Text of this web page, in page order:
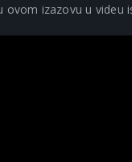
ovom izazovu u videu